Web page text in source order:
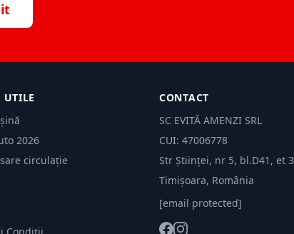
2026
circulație
CONTACT
SC EVITĂ AMENZI SRL
CUI: 47006778
Str Științei, nr 5, bl.D41, et 3
Timișoara, România
[email protected]